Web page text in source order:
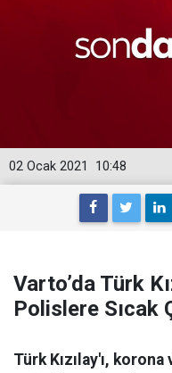
10:48
02 Ocak 2021
Varto’da Türk
Polislere Sıcak
Türk Kızılay'ı,